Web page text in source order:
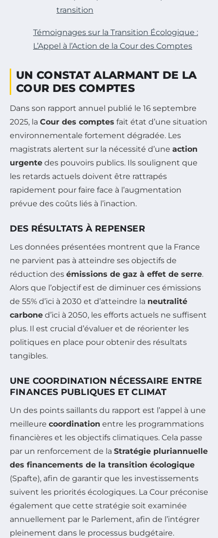
transition
Témoignages sur la Transition Écologique :
L’Appel à l’Action de la Cour des Comptes
UN CONSTAT ALARMANT DE LA
COUR DES COMPTES
Dans son rapport annuel publié le 16 septembre
2025, la Cour des comptes fait état d’une situation
environnementale fortement dégradée. Les
magistrats alertent sur la nécessité d’une action
urgente des pouvoirs publics. Ils soulignent que
les retards actuels doivent être rattrapés
rapidement pour faire face à l’augmentation
prévue des coûts liés à l’inaction.
DES RÉSULTATS À REPENSER
Les données présentées montrent que la France
ne parvient pas à atteindre ses objectifs de
réduction des émissions de gaz à effet de serre.
Alors que l’objectif est de diminuer ces émissions
de 55% d’ici à 2030 et d’atteindre la neutralité
carbone d’ici à 2050, les efforts actuels ne suffisent
plus. Il est crucial d’évaluer et de réorienter les
politiques en place pour obtenir des résultats
tangibles.
UNE COORDINATION NÉCESSAIRE ENTRE
FINANCES PUBLIQUES ET CLIMAT
Un des points saillants du rapport est l’appel à une
meilleure coordination entre les programmations
financières et les objectifs climatiques. Cela passe
par un renforcement de la Stratégie pluriannuelle
des financements de la transition écologique
(Spafte), afin de garantir que les investissements
suivent les priorités écologiques. La Cour préconise
également que cette stratégie soit examinée
annuellement par le Parlement, afin de l’intégrer
pleinement dans le processus budgétaire.